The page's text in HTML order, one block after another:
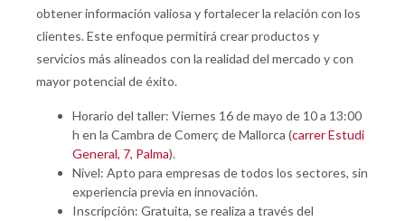
obtener información valiosa y fortalecer la relación con los
clientes. Este enfoque permitirá crear productos y
servicios más alineados con la realidad del mercado y con
mayor potencial de éxito.
Horario del taller: Viernes 16 de mayo de 10 a 13:00
h en la Cambra de Comerç de Mallorca (carrer Estudi
General, 7, Palma).
Nivel: Apto para empresas de todos los sectores, sin
experiencia previa en innovación.
Inscripción: Gratuita, se realiza a través del